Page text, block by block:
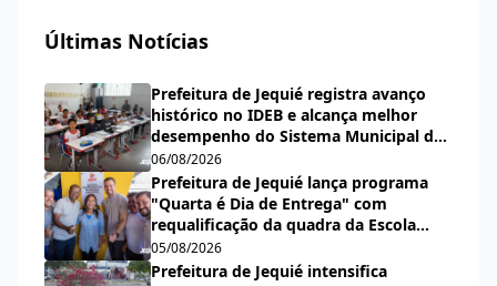
Últimas Notícias
Prefeitura de Jequié registra avanço
histórico no IDEB e alcança melhor
desempenho do Sistema Municipal de
Ensino desde a criação do índice
06/08/2026
Prefeitura de Jequié lança programa
"Quarta é Dia de Entrega" com
requalificação da quadra da Escola
Municipal Carlos Aguiar
05/08/2026
Prefeitura de Jequié intensifica